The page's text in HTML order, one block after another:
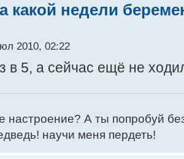
какой недели
2010, 02:22
в 5, а сейчас ещё не
настроение? А ты попробуй
научи меня пердеть!